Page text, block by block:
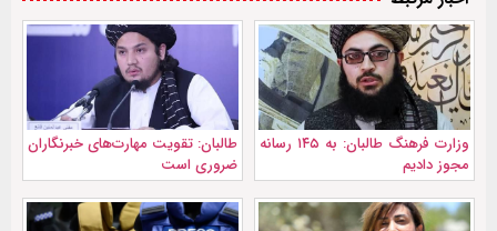
وزارت فرهنگ طالبان: به ۱۴۵ رسانه‌
مجوز دادیم
طالبان: تقویت مهارت‌های خبرنگاران
ضروری است